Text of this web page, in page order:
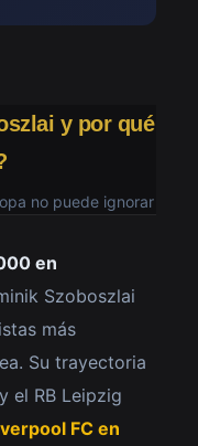
y por qué
no puede ignorar
en
Szoboszlai
más
Su trayectoria
el RB Leipzig
FC en